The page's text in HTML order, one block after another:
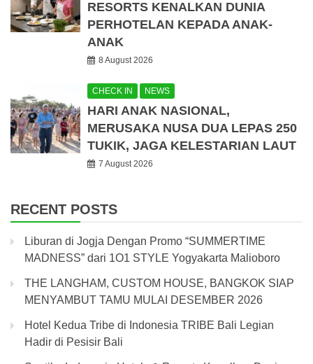
RESORTS KENALKAN DUNIA
PERHOTELAN KEPADA ANAK-
ANAK
8 August 2026
CHECK IN NEWS
HARI ANAK NASIONAL,
MERUSAKA NUSA DUA LEPAS 250
TUKIK, JAGA KELESTARIAN LAUT
7 August 2026
RECENT POSTS
Liburan di Jogja Dengan Promo “SUMMERTIME
MADNESS” dari 1O1 STYLE Yogyakarta Malioboro
THE LANGHAM, CUSTOM HOUSE, BANGKOK SIAP
MENYAMBUT TAMU MULAI DESEMBER 2026
Hotel Kedua Tribe di Indonesia TRIBE Bali Legian
Hadir di Pesisir Bali